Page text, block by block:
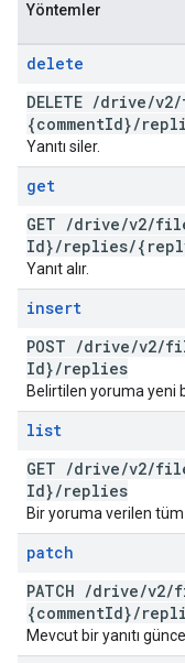
Yöntemler
delete
DELETE /drive/v2/
{commentId}/
Yanıtı siler.
get
GET /drive/v2/
Id}/replies/
Yanıt alır.
insert
POST /drive/v2/
Id}/replies
Belirtilen yoruma yeni
list
GET /drive/v2/
Id}/replies
Bir yoruma verilen tüm
patch
PATCH /drive/v2/
{commentId}/
Mevcut bir yanıtı